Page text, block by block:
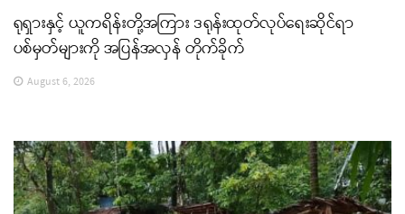
ရုရှားနှင့် ယူကရိန်းတို့အကြား ဒရုန်းထုတ်လုပ်ရေးဆိုင်ရာ
ပစ်မှတ်များကို အပြန်အလှန် တိုက်ခိုက်
August 6, 2026